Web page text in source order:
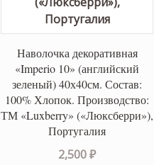
Наволочка декоративная
«Imperio 10» (английский
зеленый) 40х40см. Состав:
100% Хлопок. Производство:
ТМ «Luxberry» («Люксберри»),
Португалия
2,500₽